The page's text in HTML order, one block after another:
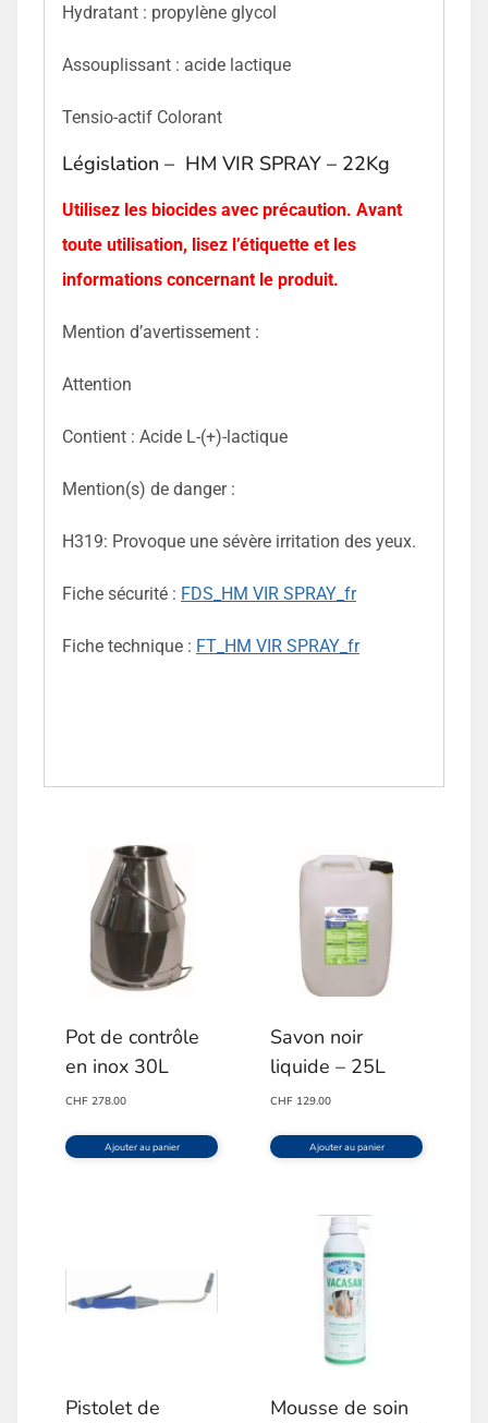
Hydratant : propylène glycol
Assouplissant : acide lactique
Tensio-actif Colorant
Législation – HM VIR SPRAY – 22Kg
Utilisez les biocides avec précaution. Avant
toute utilisation, lisez l’étiquette et les
informations concernant le produit.
Mention d’avertissement :
Attention
Contient : Acide L-(+)-lactique
Mention(s) de danger :
H319: Provoque une sévère irritation des yeux.
Fiche sécurité : FDS_HM VIR SPRAY_fr
Fiche technique : FT_HM VIR SPRAY_fr
Pot de contrôle
en inox 30L
CHF 278.00
Ajouter au panier
Savon noir
liquide – 25L
CHF 129.00
Ajouter au panier
Pistolet de
Mousse de soin